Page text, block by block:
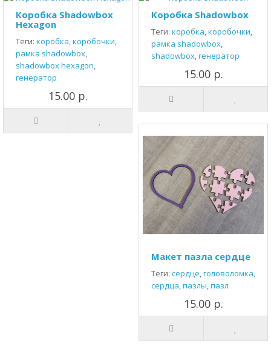
Коробка Shadowbox
Hexagon
Теги: коробка,коробочки,
рамка shadowbox,
shadowbox hexagon,
генератор
15.00 р.
Коробка Shadowbox
Теги: коробка,коробочки,
рамка shadowbox,
shadowbox,генератор
15.00 р.
Макет пазла сердце
Теги: сердце,головоломка,
сердца,пазлы,пазл
15.00 р.